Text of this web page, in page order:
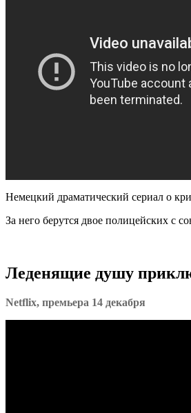
Немецкий драматический сериал о
За него берутся двое полицейских с
Леденящие душу
Netflix, премьера 14 декабря